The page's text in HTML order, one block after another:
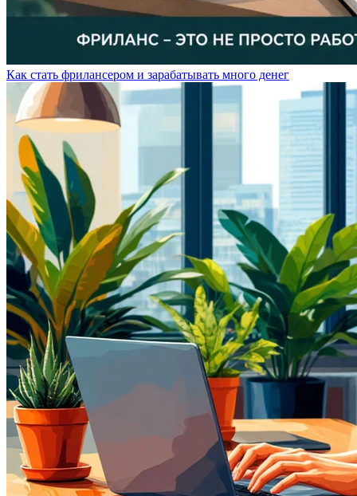
Как стать фрилансером и зарабатывать много денег